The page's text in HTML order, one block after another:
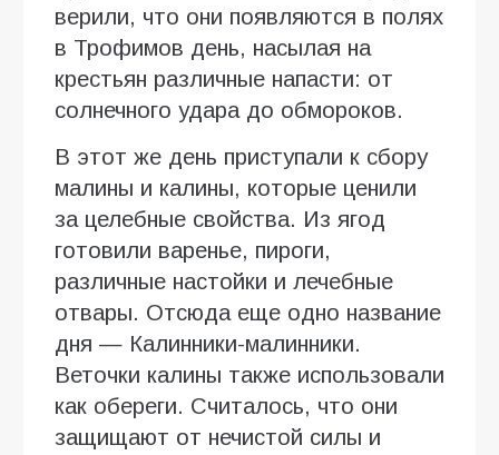
верили, что они появляются в полях
в Трофимов день, насылая на
крестьян различные напасти: от
солнечного удара до обмороков.
В этот же день приступали к сбору
малины и калины, которые ценили
за целебные свойства. Из ягод
готовили варенье, пироги,
различные настойки и лечебные
отвары. Отсюда еще одно название
дня — Калинники-малинники.
Веточки калины также использовали
как обереги. Считалось, что они
защищают от нечистой силы и